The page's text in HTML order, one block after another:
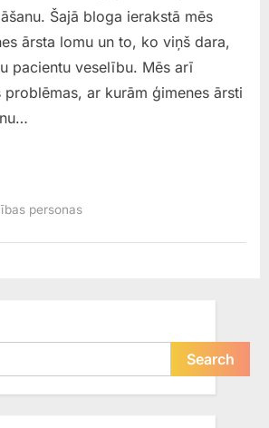
Šajā bloga ierakstā mēs
ārsta lomu un to, ko viņš dara,
pacientu veselību. Mēs arī
ar kurām ģimenes ārsti
personas
Search